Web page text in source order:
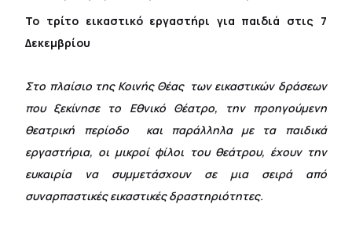
Το τρίτο εικαστικό εργαστήρι για παιδιά στις 7
Δεκεμβρίου
Στο πλαίσιο της Κοινής Θέας  των εικαστικών δράσεων
που ξεκίνησε το Εθνικό Θέατρο, την προηγούμενη
θεατρική περίοδο  και παράλληλα με τα παιδικά
εργαστήρια, οι μικροί φίλοι του θεάτρου, έχουν την
ευκαιρία να συμμετάσχουν σε μια σειρά από
συναρπαστικές εικαστικές δραστηριότητες.